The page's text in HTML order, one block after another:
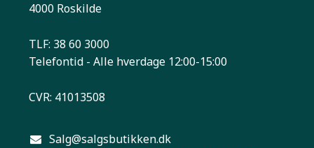
4000 Roskilde
TLF: 38 60 3000
Telefontid - Alle hverdage 12:00-15:00
CVR: 41013508
Salg@salgsbutikken.dk